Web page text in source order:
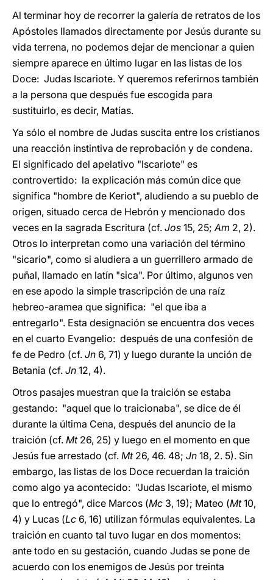
Al terminar hoy de recorrer la galería de retratos de los
Apóstoles llamados directamente por Jesús durante su
vida terrena, no podemos dejar de mencionar a quien
siempre aparece en último lugar en las listas de los
Doce: Judas Iscariote. Y queremos referirnos también
a la persona que después fue escogida para
sustituirlo, es decir, Matías.
Ya sólo el nombre de Judas suscita entre los cristianos
una reacción instintiva de reprobación y de condena.
El significado del apelativo "Iscariote" es
controvertido: la explicación más común dice que
significa "hombre de Keriot", aludiendo a su pueblo de
origen, situado cerca de Hebrón y mencionado dos
veces en la sagrada Escritura (cf. Jos 15, 25;Am 2, 2).
Otros lo interpretan como una variación del término
"sicario", como si aludiera a un guerrillero armado de
puñal, llamado en latín "sica". Por último, algunos ven
en ese apodo la simple trascripción de una raíz
hebreo-aramea que significa: "el que iba a
entregarlo". Esta designación se encuentra dos veces
en el cuarto Evangelio: después de una confesión de
fe de Pedro (cf. Jn 6, 71) y luego durante la unción de
Betania (cf. Jn 12, 4).
Otros pasajes muestran que la traición se estaba
gestando: "aquel que lo traicionaba", se dice de él
durante la última Cena, después del anuncio de la
traición (cf. Mt26, 25) y luego en el momento en que
Jesús fue arrestado (cf. Mt26, 46. 48; Jn 18, 2. 5). Sin
embargo, las listas de los Doce recuerdan la traición
como algo ya acontecido: "Judas Iscariote, el mismo
que lo entregó", dice Marcos (Mc 3, 19); Mateo (Mt10,
4) y Lucas (Lc 6, 16) utilizan fórmulas equivalentes. La
traición en cuanto tal tuvo lugar en dos momentos:
ante todo en su gestación, cuando Judas se pone de
acuerdo con los enemigos de Jesús por treinta